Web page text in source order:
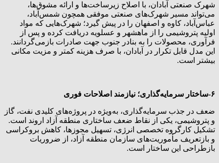
شهرک صنعتی آبادان، با اصلاح زیرساخت‌ها و ارائه مشوق‌ها،
می‌تواند مسیر شهرک‌های صنعتی موفقی همچون شمس‌آباد،
عباس‌آباد، کاوه و اصفهان را در پیش گیرد؛ شهرک‌هایی که مواد
اولیه پتروشیمی را از ماهشهر و عسلویه دریافت کرده و پس از
فرآوری، محصولات را به بنادر جنوب جهت صادرات بازمی‌گردانند.
این مدل قابل تکرار در آبادان، با صرف هزینه کمتر و مزیت مکانی
بیشتر است.
۶-ساختار سرمایه‌گذاری؛ نیازمند اصلاحات فوری
ضعف در جذب سرمایه‌گذاری، به‌ویژه در پروژه‌های کلیدی نفت، گاز
و پتروشیمی، یکی از نقاط ضعف ساختاری منطقه آزاد اروند است.
تشکیل کارگروه تخصصی انرژی، تسهیل مجوزها، کاهش بروکراسی
و بازتعریف مأموریت‌های سازمان منطقه آزاد، از ضروریات
بازطراحی این ساختار است.